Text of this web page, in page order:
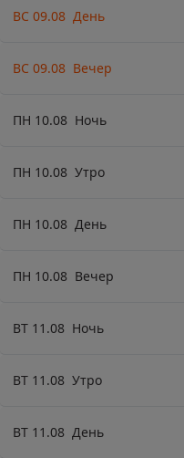
ВС 09.08 День
ВС 09.08 Вечер
ПН 10.08 Ночь
ПН 10.08 Утро
ПН 10.08 День
ПН 10.08 Вечер
ВТ 11.08 Ночь
ВТ 11.08 Утро
ВТ 11.08 День